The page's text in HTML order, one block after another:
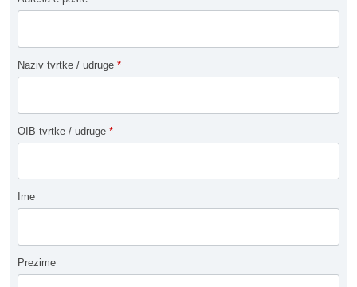
Naziv tvrtke / udruge *
OIB tvrtke / udruge *
Ime
Prezime